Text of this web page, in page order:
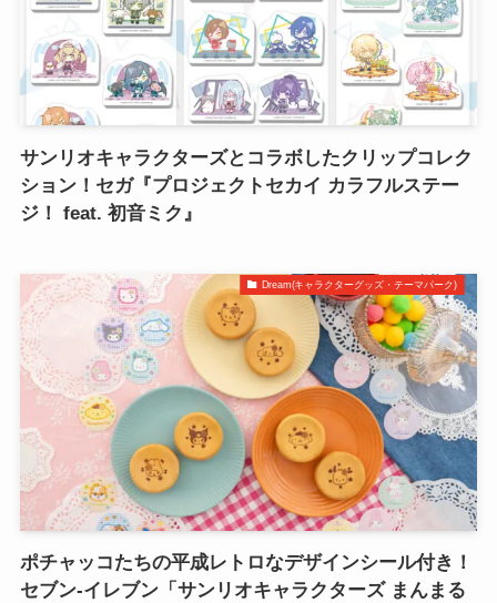
サンリオキャラクターズとコラボしたクリップコレク
ション！セガ『プロジェクトセカイ カラフルステー
ジ！ feat. 初音ミク』
Dream(キャラクターグッズ・テーマパーク)
ポチャッコたちの平成レトロなデザインシール付き！
セブン-イレブン「サンリオキャラクターズ まんまる